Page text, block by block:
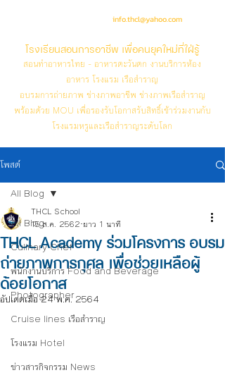
info.thcl@yahoo.com
โรงเรียนสอนการอาชีพ เพื่อคนยุคใหม่ที่ใฝ่รู้
สอนทำอาหารไทย - อาหารตะวันตก งานบริการห้อง
อาหาร โรงแรม เรือสำราญ
อบรมการถ่ายภาพ ช่างภาพอาชีพ ช่างภาพเรือสำราญ
พร้อมด้วย MOU เพื่อรองรับโอกาสรับสิทธิ์เข้าร่วมงานกับ
โรงแรมหรูและเรือสำราญระดับโลก
โพสต์
All Blog
Culinary Chef
พนักงานบริการ Food and Beverage
Photographer
Cruise lines เรือสำราญ
โรงแรม Hotel
ข่าวสารกิจกรรม News
All Blog
THCL Academy ร่วมโครงการ อบรม
ถ่ายภาพการกุศล เพื่อช่วยเหลือผู้
ด้อยโอกาส
THCL School
15 ส.ค. 2562 ยาว 1 นาที
อัปเดตเมื่อ24 พ.ค. 2564